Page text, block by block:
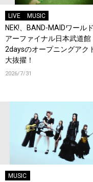
LIVE MUSIC
NEK!、BAND-MAIDワール
アーファイナル日本武道館
2daysのオープニングアク
大抜擢！
2026/7/31
MUSIC